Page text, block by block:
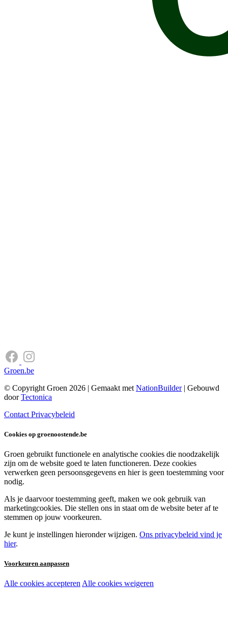
Groen.be
© Copyright Groen 2026 | Gemaakt met NationBuilder| Gebouwd
doorTectonica
Contact Privacybeleid
Cookies op groenoostende.be
Groen gebruikt functionele en analytische cookies die noodzakelijk
zijn om de website goed te laten functioneren. Deze cookies
verwerken geen persoonsgegevens en hier is geen toestemming voor
nodig.
Als je daarvoor toestemming geeft, maken we ook gebruik van
marketingcookies. Die stellen ons in staat om de website beter af te
stemmen op jouw voorkeuren.
Je kunt je instellingen hieronder wijzigen. Ons privacybeleid vind je
hier.
Voorkeuren aanpassen
Noodzakelijke cookies:
Alle cookies accepteren Alle cookies weigeren